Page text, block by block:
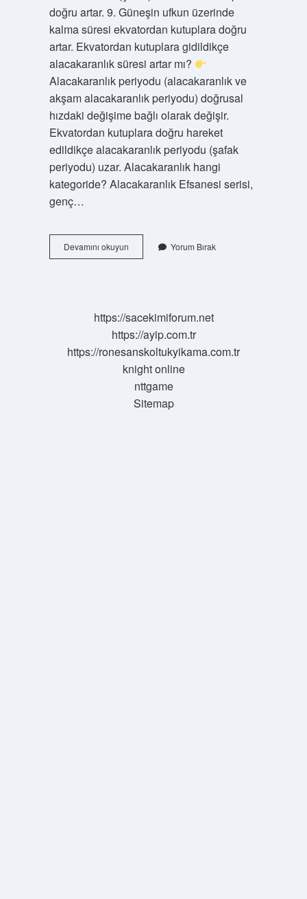
doğru artar. 9. Güneşin ufkun üzerinde
kalma süresi ekvatordan kutuplara doğru
artar. Ekvatordan kutuplara gidildikçe
alacakaranlık süresi artar mı?
Alacakaranlık periyodu (alacakaranlık ve
akşam alacakaranlık periyodu) doğrusal
hızdaki değişime bağlı olarak değişir.
Ekvatordan kutuplara doğru hareket
edildikçe alacakaranlık periyodu (şafak
periyodu) uzar. Alacakaranlık hangi
kategoride? Alacakaranlık Efsanesi serisi,
genç…
Devamını okuyunAlacakaranlık
Neye
Yorum Bırak
https://sacekimiforum.net
https://ayip.com.tr
https://ronesanskoltukyikama.com.tr
knight online
nttgame
Sitemap